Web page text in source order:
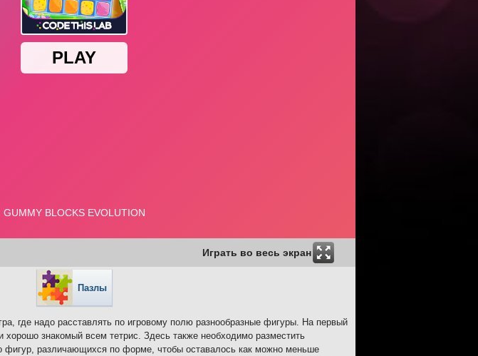
Играть во весь экран
Пазлы
где надо расставлять по игровому полю разнообразные фигуры. На первый
хорошо знакомый всем тетрис. Здесь также необходимо разместить
фигур, различающихся по форме, чтобы оставалось как можно меньше